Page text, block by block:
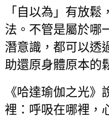
「自以為」有放
法。不管是屬於哪
潛意識，都可以透
助還原身體原本的
《哈達瑜伽之光
裡：呼吸在哪裡，